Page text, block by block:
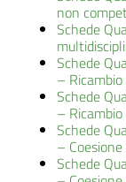
non
Schede
Schede
–
Schede
–
Schede
–
Schede